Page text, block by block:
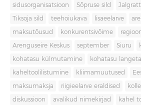
sidusorganisatsioon Sõpruse sild
Tiksoja sild teehoiukava lisaeelarve
maksutõusud konkurentsivõime
Arenguseire Keskus september Siuru
kohatasu külmutamine kohatasu
kaheltoolilistumine kliimamuutused
maksumaksja riigieelarve eraldised
diskussioon avalikud nimekirjad kahel